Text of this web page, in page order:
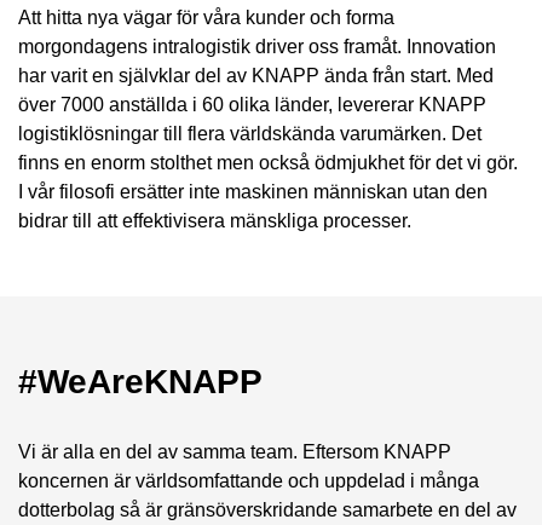
Att hitta nya vägar för våra kunder och forma
morgondagens intralogistik driver oss framåt. Innovation
har varit en självklar del av KNAPP ända från start. Med
över 7000 anställda i 60 olika länder, levererar KNAPP
logistiklösningar till flera världskända varumärken. Det
finns en enorm stolthet men också ödmjukhet för det vi gör.
I vår filosofi ersätter inte maskinen människan utan den
bidrar till att effektivisera mänskliga processer.
#WeAreKNAPP
Vi är alla en del av samma team. Eftersom KNAPP
koncernen är världsomfattande och uppdelad i många
dotterbolag så är gränsöverskridande samarbete en del av